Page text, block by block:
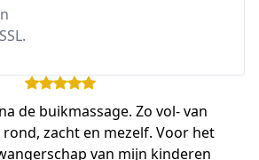
de buikmassage. Zo vol- van
rond, zacht en mezelf. Voor het
van mijn kinderen